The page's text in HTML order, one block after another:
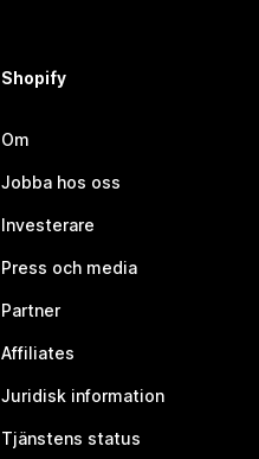
Shopify
Om
Jobba hos oss
Investerare
Press och media
Partner
Affiliates
Juridisk information
Tjänstens status